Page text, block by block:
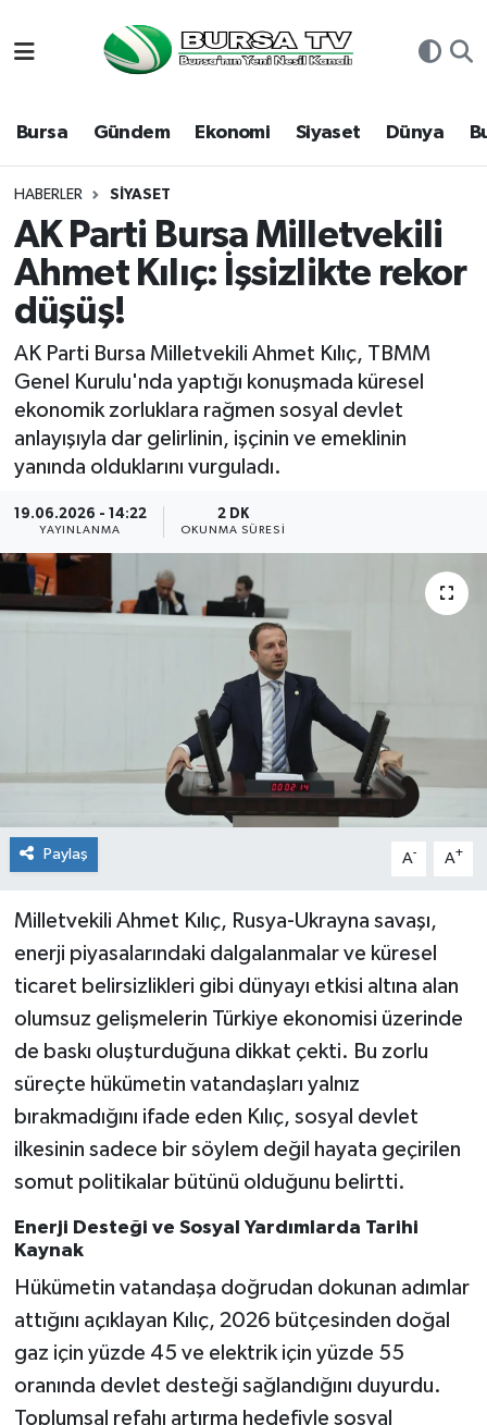
Bursa Gündem Ekonomi Siyaset Dünya
HABERLER SIYASET
AK Parti Bursa Milletvekili
Ahmet Kılıç: İşsizlikte rekor
düşüş!
AK Parti Bursa Milletvekili Ahmet Kılıç, TBMM
Genel Kurulu'nda yaptığı konuşmada küresel
ekonomik zorluklara rağmen sosyal devlet
anlayışıyla dar gelirlinin, işçinin ve emeklinin
yanında olduklarını vurguladı.
19.06.2026 - 14:22
YAYINLANMA
2 DK
OKUNMA SÜRESI
Paylaş A- A+
Milletvekili Ahmet Kılıç, Rusya-Ukrayna savaşı,
enerji piyasalarındaki dalgalanmalar ve küresel
ticaret belirsizlikleri gibi dünyayı etkisi altına alan
olumsuz gelişmelerin Türkiye ekonomisi üzerinde
de baskı oluşturduğuna dikkat çekti. Bu zorlu
süreçte hükümetin vatandaşları yalnız
bırakmadığını ifade eden Kılıç, sosyal devlet
ilkesinin sadece bir söylem değil hayata geçirilen
somut politikalar bütünü olduğunu belirtti.
Enerji Desteği ve Sosyal Yardımlarda Tarihi
Kaynak
Hükümetin vatandaşa doğrudan dokunan adımlar
attığını açıklayan Kılıç, 2026 bütçesinden doğal
gaz için yüzde 45 ve elektrik için yüzde 55
oranında devlet desteği sağlandığını duyurdu.
Toplumsal refahı artırma hedefiyle sosyal
Bursa
Dünya
Eğitim
Ekonomi
Genel
Gündem
Magazin
Sağlık
Hava Durumu
Namaz Vakitleri
Trafik Durumu
Süper Lig Puan Durumu ve Fikstür
Tüm Manşetler
Son Dakika Haberleri
Haber Arşivi